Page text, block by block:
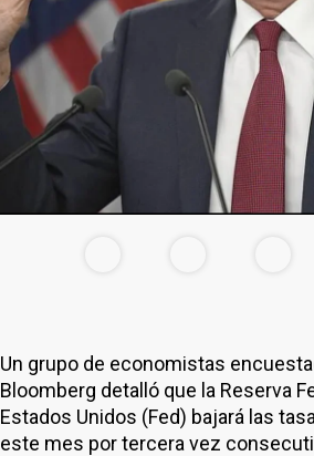
Un grupo de economistas
Bloomberg detalló que la Reserva
Estados Unidos (Fed) bajará las
este mes por tercera vez